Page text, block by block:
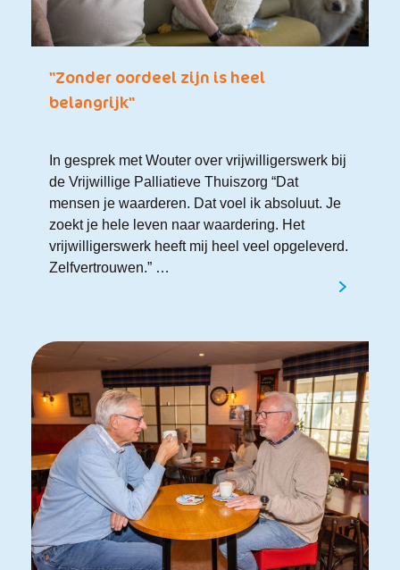
"Zonder oordeel zijn is heel
belangrijk"
In gesprek met Wouter over vrijwilligerswerk bij
de Vrijwillige Palliatieve Thuiszorg “Dat
mensen je waarderen. Dat voel ik absoluut. Je
zoekt je hele leven naar waardering. Het
vrijwilligerswerk heeft mij heel veel opgeleverd.
Zelfvertrouwen.” …